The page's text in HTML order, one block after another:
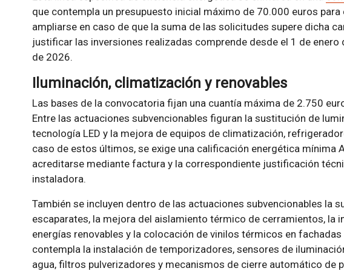
que contempla un presupuesto inicial máximo de 70.000 euros para
ampliarse en caso de que la suma de las solicitudes supere dicha
justificar las inversiones realizadas comprende desde el 1 de enero
de 2026.
Iluminación, climatización y renovables
Las bases de la convocatoria fijan una cuantía máxima de 2.750
Entre las actuaciones subvencionables figuran la sustitución de
tecnología LED y la mejora de equipos de climatización,
caso de estos últimos, se exige una calificación energética mínima
acreditarse mediante factura y la correspondiente justificación
instaladora.
También se incluyen dentro de las actuaciones subvencionables la
escaparates, la mejora del aislamiento térmico de cerramientos, la
energías renovables y la colocación de vinilos térmicos en
contempla la instalación de temporizadores, sensores de
agua, filtros pulverizadores y mecanismos de cierre automático de